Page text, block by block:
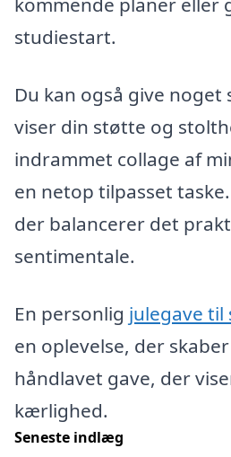
studiestart.
Du kan også give noget
viser din støtte og
indrammet collage af
en netop tilpasset
der balancerer det
sentimentale.
En personlig julegave til
en oplevelse, der
håndlavet gave, der
kærlighed.
Seneste indlæg